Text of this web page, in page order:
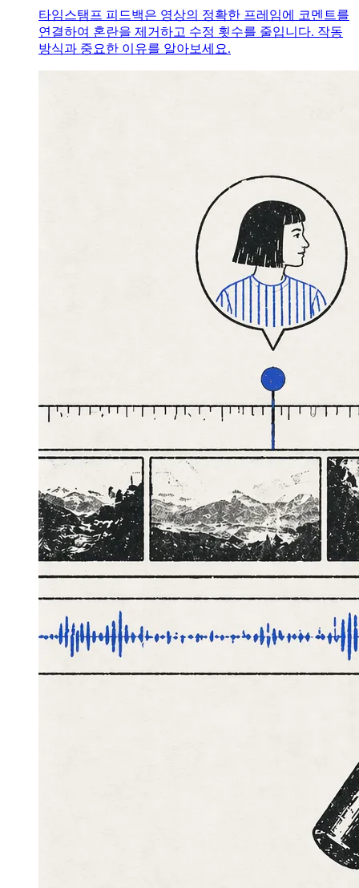
타임스탬프 피드백은 영상의 정확한 프레임에 코멘트를
연결하여 혼란을 제거하고 수정 횟수를 줄입니다. 작동
방식과 중요한 이유를 알아보세요.